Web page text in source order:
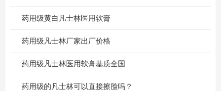
药用级黄白凡士林医用软膏
药用级凡士林厂家出厂价格
药用级凡士林医用软膏基质全国
药用级的凡士林可以直接擦脸吗？